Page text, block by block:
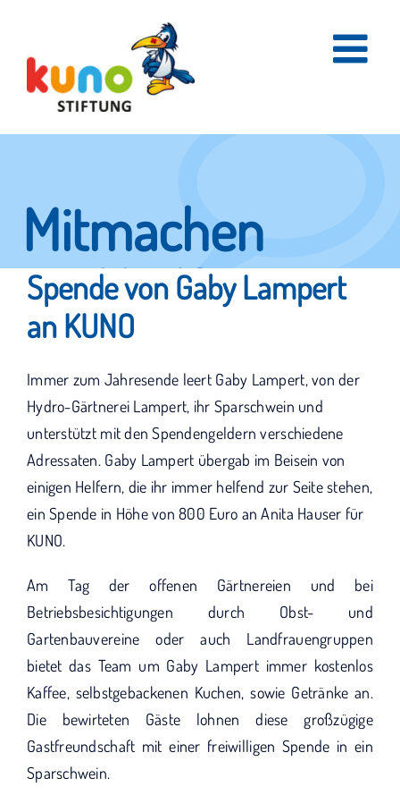
content
Mitmachen
und helfen.
Hier erfahren Sie, wie fleißige Helfer
KUNO bisher unterstützt haben.
Spende von Gaby Lampert
an KUNO
Immer zum Jahresende leert Gaby Lampert, von der
Hydro-Gärtnerei Lampert, ihr Sparschwein und
unterstützt mit den Spendengeldern verschiedene
Adressaten. Gaby Lampert übergab im Beisein von
einigen Helfern, die ihr immer helfend zur Seite stehen,
ein Spende in Höhe von 800 Euro an Anita Hauser für
KUNO.
Am Tag der offenen Gärtnereien und bei
Betriebsbesichtigungen durch Obst- und
Gartenbauvereine oder auch Landfrauengruppen
bietet das Team um Gaby Lampert immer kostenlos
Kaffee, selbstgebackenen Kuchen, sowie Getränke an.
Die bewirteten Gäste lohnen diese großzügige
Gastfreundschaft mit einer freiwilligen Spende in ein
Sparschwein.